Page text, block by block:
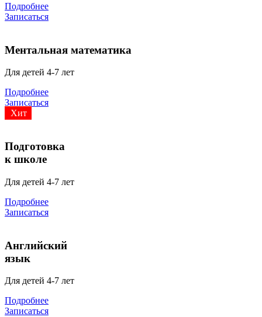
Подробнее
Записаться
Ментальная математика
Для детей 4-7 лет
Подробнее
Записаться
Хит
Подготовка
к школе
Для детей 4-7 лет
Подробнее
Записаться
Английский
язык
Для детей 4-7 лет
Подробнее
Записаться